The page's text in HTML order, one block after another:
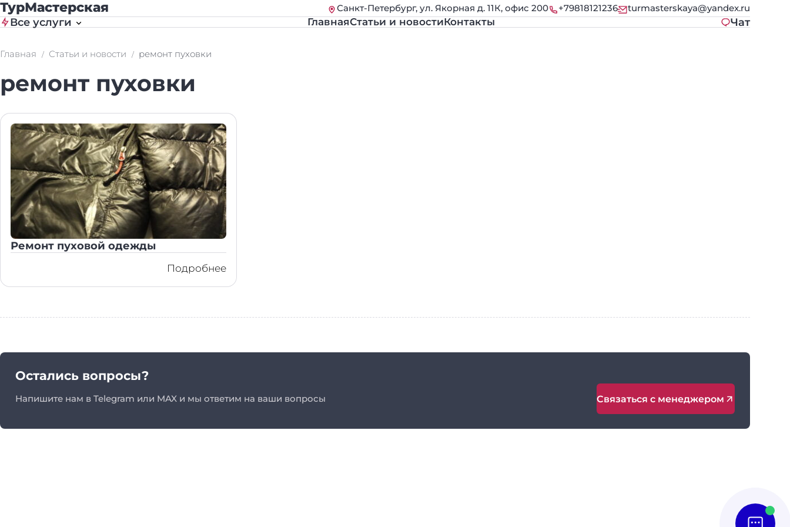
ТурМастерская Санкт-Петербург, ул. Якорная д. 11К, офис 200 +79818121236 turmasterskaya@yandex.ru
Все услуги ГлавнаяСтатьи и новостиКонтакты Чат
Главная Статьи и новости ремонт пуховки
ремонт пуховки
Ремонт пуховой одежды
Подробнее
Остались вопросы?
Напишите нам в Telegram или MAX и мы ответим на ваши вопросы Связаться с менеджером